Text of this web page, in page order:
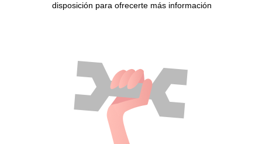
disposición para ofrecerte más información